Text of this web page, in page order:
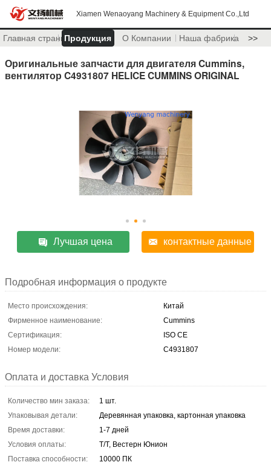
Xiamen Wenaoyang Machinery & Equipment Co.,Ltd
Главная страницаПродукция О Компании Наша фабрика >>
Оригинальные запчасти для двигателя Cummins,
вентилятор C4931807 HELICE CUMMINS ORIGINAL
Лучшая цена контактные данные
Подробная информация о продукте
Место происхождения:
Китай
Фирменное наименование:
Cummins
Сертификация:
ISO CE
Номер модели:
C4931807
Оплата и доставка Условия
Количество мин заказа:
1 шт.
Упаковывая детали:
Деревянная упаковка, картонная упаковка
Время доставки:
1-7 дней
Условия оплаты:
Т/Т, Вестерн Юнион
Поставка способности:
10000 ПК